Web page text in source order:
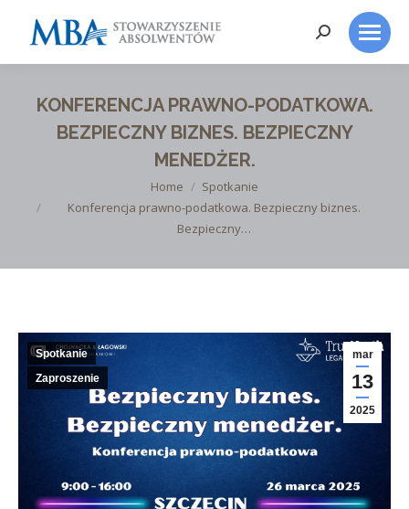
Search:
KONFERENCJA PRAWNO-PODATKOWA.
BEZPIECZNY BIZNES. BEZPIECZNY
MENEDŻER.
Home
Spotkanie
Konferencja prawno-podatkowa. Bezpieczny biznes.
Bezpieczny…
mar
13
2025
Spotkanie
Zaproszenie